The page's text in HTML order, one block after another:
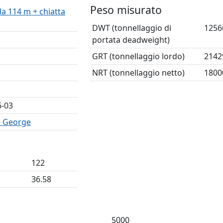
114 m + chiatta
03
George
Peso misurato
DWT (tonnellaggio di
portata deadweight)
GRT (tonnellaggio lordo)
NRT (tonnellaggio netto)
122
36.58
5000